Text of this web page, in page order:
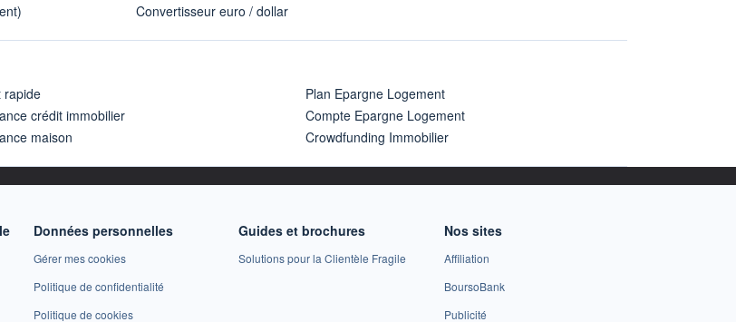
Convertisseur euro / dollar
rapide
crédit immobilier
maison
Plan Epargne Logement
Compte Epargne Logement
Crowdfunding Immobilier
Données personnelles
Gérer mes cookies
Politique de confidentialité
Politique de cookies
Guides et brochures
Solutions pour la Clientèle Fragile
Nos sites
Affiliation
BoursoBank
Publicité